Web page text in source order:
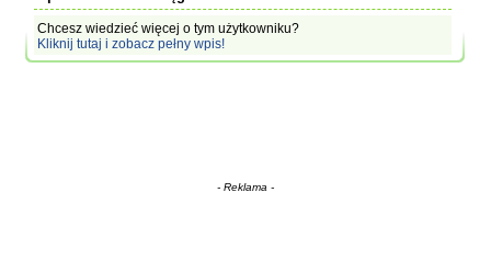
Chcesz wiedzieć więcej o tym użytkowniku?
Kliknij tutaj i zobacz pełny wpis!
- Reklama -